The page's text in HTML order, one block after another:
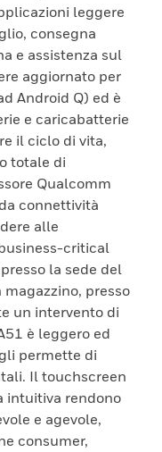
leggere
consegna
e assistenza sul
aggiornato per
Android Q) ed è
e caricabatterie
il ciclo di vita,
totale di
Qualcomm
connettività
alle
critical
la sede del
presso
un intervento di
è leggero ed
permette di
Il touchscreen
intuitiva rendono
e agevole,
consumer,